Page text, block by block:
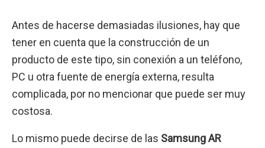
Antes de hacerse demasiadas ilusiones, hay que
tener en cuenta que la construcción de un
producto de este tipo, sin conexión a un teléfono,
PC u otra fuente de energía externa, resulta
complicada, por no mencionar que puede ser muy
costosa.
Lo mismo puede decirse de las Samsung AR